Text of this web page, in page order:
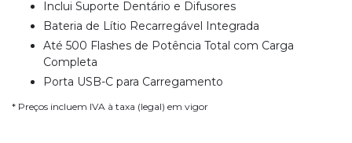
Inclui Suporte Dentário e Difusores
Bateria de Lítio Recarregável Integrada
Até 500 Flashes de Potência Total com Carga
Completa
Porta USB-C para Carregamento
* Preços incluem IVA à taxa (legal) em vigor